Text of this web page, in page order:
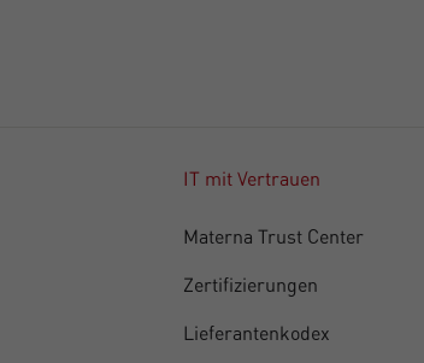
IT mit Vertrauen
Materna Trust Center
Zertifizierungen
Lieferantenkodex